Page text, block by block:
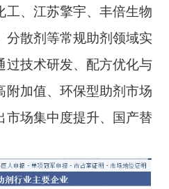
工、江苏擎宇、丰倍生物
分散剂等常规助剂领域实
过技术研发、配方优化与
附加值、环保型助剂市场
市场集中度提升、国产替